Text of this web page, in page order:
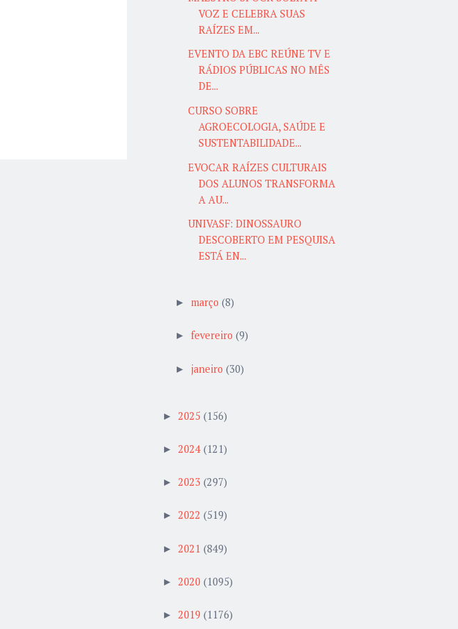
VOZ E CELEBRA SUAS
RAÍZES EM...
EVENTO DA EBC REÚNE TV E
RÁDIOS PÚBLICAS NO MÊS
DE...
CURSO SOBRE
AGROECOLOGIA, SAÚDE E
SUSTENTABILIDADE...
EVOCAR RAÍZES CULTURAIS
DOS ALUNOS TRANSFORMA
A AU...
UNIVASF: DINOSSAURO
DESCOBERTO EM PESQUISA
ESTÁ EN...
► março (8)
► fevereiro (9)
► janeiro (30)
► 2025 (156)
► 2024 (121)
► 2023 (297)
► 2022 (519)
► 2021 (849)
► 2020 (1095)
► 2019 (1176)